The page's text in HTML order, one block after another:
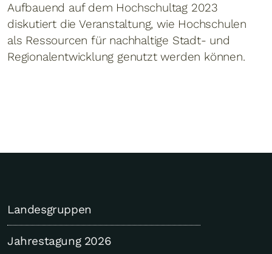
Aufbauend auf dem Hochschultag 2023
diskutiert die Veranstaltung, wie Hochschulen
als Ressourcen für nachhaltige Stadt- und
Regionalentwicklung genutzt werden können.
Landesgruppen
Jahrestagung 2026